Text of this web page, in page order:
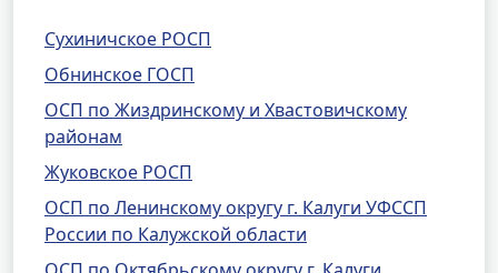
Сухиничское РОСП
Обнинское ГОСП
ОСП по Жиздринскому и Хвастовичскому
районам
Жуковское РОСП
ОСП по Ленинскому округу г. Калуги УФССП
России по Калужской области